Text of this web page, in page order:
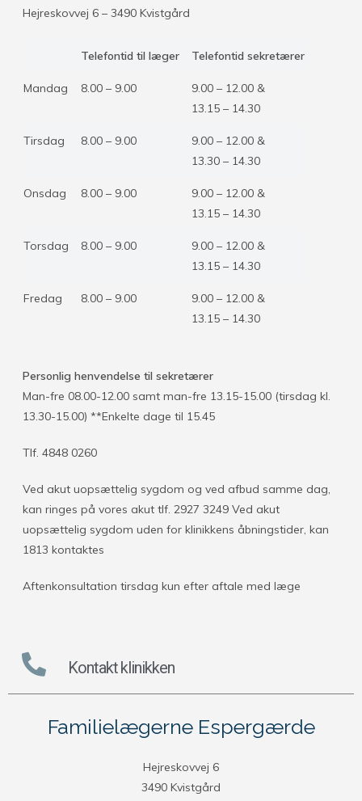
Hejreskovvej 6 – 3490 Kvistgård
Telefontid til læger Telefontid sekretærer
Mandag 8.00 – 9.00
9.00 – 12.00 &
13.15 – 14.30
Tirsdag 8.00 – 9.00
9.00 – 12.00 &
13.30 – 14.30
Onsdag 8.00 – 9.00
9.00 – 12.00 &
13.15 – 14.30
Torsdag 8.00 – 9.00
9.00 – 12.00 &
13.15 – 14.30
Fredag 8.00 – 9.00
9.00 – 12.00 &
13.15 – 14.30
Personlig henvendelse til sekretærer
Man-fre 08.00-12.00 samt man-fre 13.15-15.00 (tirsdag kl.
13.30-15.00) **Enkelte dage til 15.45
Tlf. 4848 0260
Ved akut uopsættelig sygdom og ved afbud samme dag,
kan ringes på vores akut tlf. 2927 3249 Ved akut
uopsættelig sygdom uden for klinikkens åbningstider, kan
1813 kontaktes
Aftenkonsultation tirsdag kun efter aftale med læge
Kontakt klinikken
Familielægerne Espergærde
Hejreskovvej 6
3490 Kvistgård